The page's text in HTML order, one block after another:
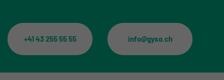
+41 43 255 55 55 info@gyso.ch